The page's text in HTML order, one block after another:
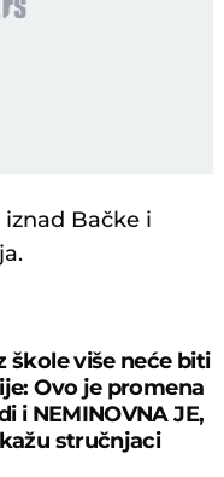
Bačke i
škole više neće biti
Ovo je promena
i NEMINOVNA JE,
stručnjaci